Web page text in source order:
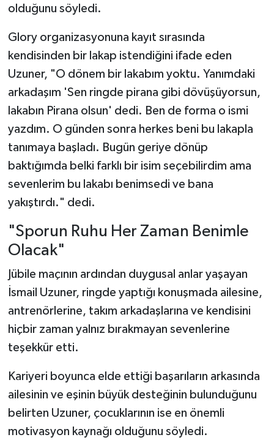
olduğunu söyledi.
Glory organizasyonuna kayıt sırasında
kendisinden bir lakap istendiğini ifade eden
Uzuner, "O dönem bir lakabım yoktu. Yanımdaki
arkadaşım 'Sen ringde pirana gibi dövüşüyorsun,
lakabın Pirana olsun' dedi. Ben de forma o ismi
yazdım. O günden sonra herkes beni bu lakapla
tanımaya başladı. Bugün geriye dönüp
baktığımda belki farklı bir isim seçebilirdim ama
sevenlerim bu lakabı benimsedi ve bana
yakıştırdı." dedi.
"Sporun Ruhu Her Zaman Benimle
Olacak"
Jübile maçının ardından duygusal anlar yaşayan
İsmail Uzuner, ringde yaptığı konuşmada ailesine,
antrenörlerine, takım arkadaşlarına ve kendisini
hiçbir zaman yalnız bırakmayan sevenlerine
teşekkür etti.
Kariyeri boyunca elde ettiği başarıların arkasında
ailesinin ve eşinin büyük desteğinin bulunduğunu
belirten Uzuner, çocuklarının ise en önemli
motivasyon kaynağı olduğunu söyledi.